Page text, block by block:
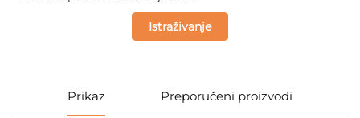
Istraživanje
Prikaz Preporučeni proizvodi